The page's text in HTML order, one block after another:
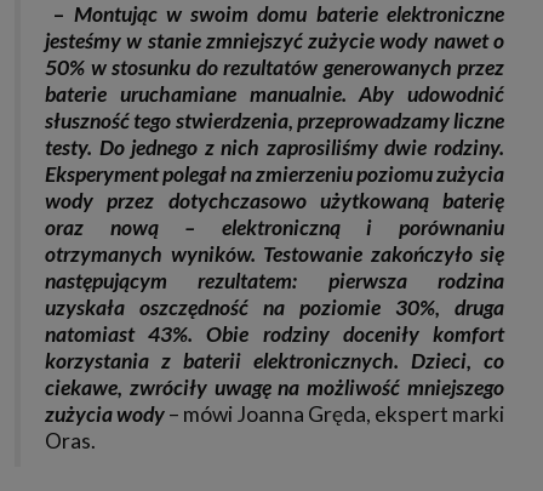
Partnerzy oraz my dla podmiotów trzecich. Aby móc pokazać interesujące
Cię reklamy (np. produktu, którego możesz potrzebować) reklamodawcy i
ich przedstawiciele chcieliby mieć możliwość przetwarzania Twoich
danych związanych z odwiedzanymi przez Ciebie stronami
internetowymi. Udzielenie takiej zgody jest dobrowolne, nie musisz jej
udzielać, nie pozbawi Cię to dostępu do naszych usług. Masz również
możliwość ograniczenia zakresu lub zmiany zgody w dowolnym
momencie.
Twoje dane przetwarzane będą do czasu istnienia podstawy do ich
przetwarzania, czyli w przypadku udzielenia zgody do momentu jej
cofnięcia, ograniczenia lub innych działań z Twojej strony ograniczających
tę zgodę, w przypadku niezbędności danych do wykonania umowy, przez
czas jej wykonywania i ewentualnie okres przedawnienia roszczeń z niej
(zwykle nie więcej niż 3 lata, a maksymalnie 10 lat), a w przypadku, gdy
podstawą przetwarzania danych jest uzasadniony interes administratora,
do czasu zgłoszenia przez Ciebie skutecznego sprzeciwu.
Przekazywanie danych
Administratorzy danych mogą powierzać Twoje dane podwykonawcom IT,
księgowym, agencjom marketingowym etc. Zrobią to jedynie na
podstawie umowy o powierzenie przetwarzania danych zobowiązującej
taki podmiot do odpowiedniego zabezpieczenia danych i niekorzystania z
nich do własnych celów.
– Montując w swoim domu baterie elektroniczne
jesteśmy w stanie zmniejszyć zużycie wody nawet o
50% w stosunku do rezultatów generowanych przez
baterie uruchamiane manualnie. Aby udowodnić
słuszność tego stwierdzenia, przeprowadzamy liczne
testy. Do jednego z nich zaprosiliśmy dwie rodziny.
Eksperyment polegał na zmierzeniu poziomu zużycia
wody przez dotychczasowo użytkowaną baterię
oraz nową – elektroniczną i porównaniu
otrzymanych wyników. Testowanie zakończyło się
następującym rezultatem: pierwsza rodzina
uzyskała oszczędność na poziomie 30%, druga
natomiast 43%. Obie rodziny doceniły komfort
korzystania z baterii elektronicznych. Dzieci, co
ciekawe, zwróciły uwagę na możliwość mniejszego
zużycia wody– mówi Joanna Gręda, ekspert marki
Oras.